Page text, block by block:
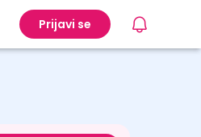
Prijavi se